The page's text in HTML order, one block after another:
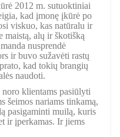
2012 m. sutuoktiniai
kad įmonę įkūrė po
viskuo, kas natūralu ir
maistą, alų ir škotišką
nusprendė
ir buvo sužavėti rastų
kad tokių brangių
naudoti.
klientams pasiūlyti
šeimos nariams tinkamą,
pasigaminti muilą, kuris
ir įperkamas. Ir jiems